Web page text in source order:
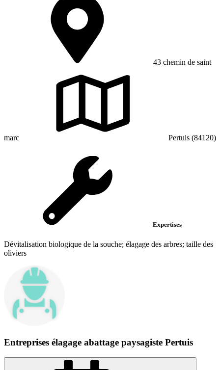
43 chemin de saint
marc Pertuis (84120)
Expertises
Dévitalisation biologique de la souche; élagage des arbres; taille des
oliviers
Entreprises élagage abattage paysagiste Pertuis